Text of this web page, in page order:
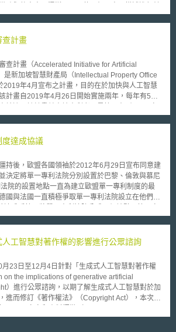
《不正競爭防止法》現行第2條第1項第1號及第2
一定的規範，但若只是仿冒商品設計未觸及商標侵
範，使在元宇宙轉讓出租仿製商品直接構成不正競
宇宙轉讓出租所產生損害的請求權基礎。 本次
」進行不正競爭行為的態樣，根據新修訂《不正競
3號規定，透過電信線路提供轉讓、出租、以轉讓
口、進口、模仿他人商品型態等行為列為不正競爭
償。 元宇宙的發展使得現實空間的
中開設虛擬商店，同時在現實與元宇宙提供商品。
使受害人能夠透過法律請求終止侵權或損害賠償。
決侵權的法律基礎，不僅是保護受害人的權利，也
，減少仿製商品對競爭的侵蝕，健全競爭環境。
查計畫
計畫（Accelerated Initiative for Artificial
是新加坡智慧財產局（Intellectual Property Office
2019年4月宣布之計畫，目的在於加快與人工智慧
計畫自2019年4月26日開始實施兩年，每年有50
化系統（Autonomous Systems）、機器人、預測
Track Initiative, FTFT）類似，FTFT旨在加速金融
查時效。除了技術主體不同，兩者在申請和審查程
額外的申請與審查費用、該項專利之首件申請案需
利請求項（claims）最多為20項、該項專利之「請
人工智慧是新加坡轉型為數
有利新加坡爭取更多新創企業及投資。
度達成協議
後，歐盟各國領袖於2012年6月29日宣布同意建
決定將單一專利法院分別設置於巴黎、倫敦與慕尼
的設置地點一直為建立歐盟單一專利制度的最
國與法國一直積極爭取單一專利法院設立在他們國
將設立於法國巴黎，而法院的第一任院長也將會由
將負責處理跟化學藥學生命科學相關之專利案件，
Patent Office)負責。 單一專利制度協議僅
班牙及義大利目前選擇不加入，原因是這兩個國家
都沒有被納入為單一專利制度之官方語言，只有法
一專利制度之官方語言，西班牙及義大利認為這樣
國及英國的企業帶來不公平的優勢。 此項協議
工智慧對著作權的影響進行公眾諮詢
23日至12月4日針對「生成式人工智慧對著作權
on the implications of generative artificial
）進行公眾諮詢，以期了解生成式人工智慧對於加
進而修訂《著作權法》（Copyright Act），本次諮
修改加拿大原本的著作權法，包含著作權法中